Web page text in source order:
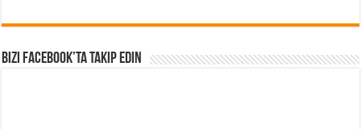
Bizi Facebook’ta Takip Edin